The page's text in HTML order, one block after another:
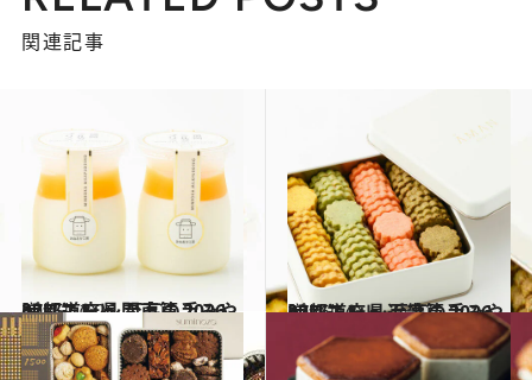
関連記事
2025.12.26
47都道府県 至高の手みやげリスト ～関東篇 2026～
贈りもの 2026.1.5
47都道府県 至高の手みやげリスト ～近畿篇 2026～
贈りもの